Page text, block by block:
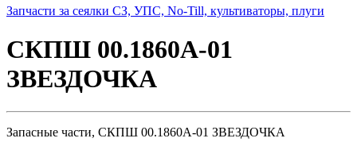
Запчасти за сеялки СЗ, УПС, No-Till, культиваторы, плуги
СКПШ 00.1860А-01
ЗВЕЗДОЧКА
Запасные части, СКПШ 00.1860А-01 ЗВЕЗДОЧКА